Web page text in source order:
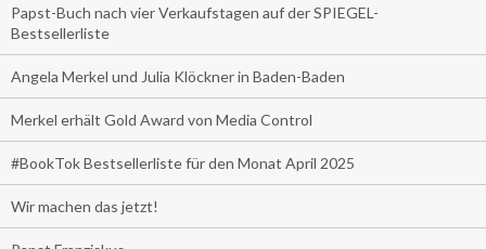
Papst-Buch nach vier Verkaufstagen auf der SPIEGEL-
Bestsellerliste
Angela Merkel und Julia Klöckner in Baden-Baden
Merkel erhält Gold Award von Media Control
#BookTok Bestsellerliste für den Monat April 2025
Wir machen das jetzt!